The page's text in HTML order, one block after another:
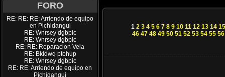
FORO
RE: RE: RE: Arriendo de equipo
en Pichidangui
RE: Wnrsey dgbpic
RE: Wnrsey dgbpic
RE: RE: Reparacion Vela
RE: Bkldwq ptohup
RE: Wnrsey dgbpic
RE: RE: Arriendo de equipo en
Pichidangui
1 2 3 4 5 6 7 8 9 10 11 12 13 14 15
46 47 48 49 50 51 52 53 54 55 56